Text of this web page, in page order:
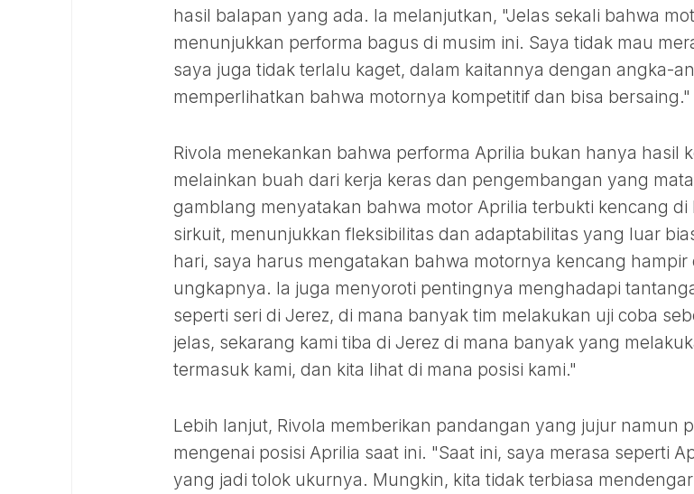
hasil balapan yang ada. Ia melanjutkan, "Jelas sekali bahwa
menunjukkan performa bagus di musim ini. Saya tidak mau
saya juga tidak terlalu kaget, dalam kaitannya dengan angka-
memperlihatkan bahwa motornya kompetitif dan bisa bersaing."
Rivola menekankan bahwa performa Aprilia bukan hanya hasil
melainkan buah dari kerja keras dan pengembangan yang
gamblang menyatakan bahwa motor Aprilia terbukti kencang di
sirkuit, menunjukkan fleksibilitas dan adaptabilitas yang luar
hari, saya harus mengatakan bahwa motornya kencang hampir
ungkapnya. Ia juga menyoroti pentingnya menghadapi
seperti seri di Jerez, di mana banyak tim melakukan uji coba
jelas, sekarang kami tiba di Jerez di mana banyak yang
termasuk kami, dan kita lihat di mana posisi kami."
Lebih lanjut, Rivola memberikan pandangan yang jujur namun
mengenai posisi Aprilia saat ini. "Saat ini, saya merasa seperti
yang jadi tolok ukurnya. Mungkin, kita tidak terbiasa